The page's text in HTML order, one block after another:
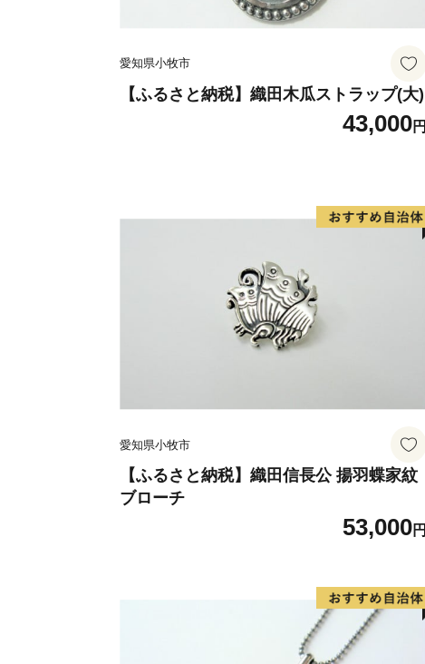
愛知県小牧市
【ふるさと納税】織田木瓜ストラップ(大)
43,000円
愛知県小牧市
【ふるさと納税】織田信長公 揚羽蝶家紋
ブローチ
53,000円